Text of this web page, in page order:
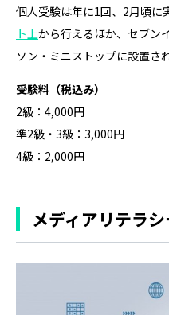
個人受験は年に1回、2月頃に
ト上から行えるほか、セブン
ソン・ミニストップに設置さ
受験料（税込み）
2級：4,000円
準2級・3級：3,000円
4級：2,000円
メディアリテラ